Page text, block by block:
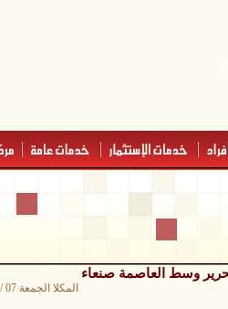
وسط العاصمة صنعاء
المكلا الجمعة 07 /اغسطس/2026 | 10:45